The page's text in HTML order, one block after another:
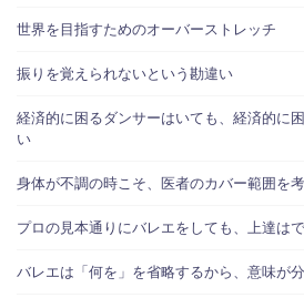
世界を目指すためのオーバーストレッチ
振りを覚えられないという勘違い
経済的に困るダンサーはいても、経済的に
い
身体が不調の時こそ、医者のカバー範囲を
プロの見本通りにバレエをしても、上達は
バレエは「何を」を省略するから、意味が